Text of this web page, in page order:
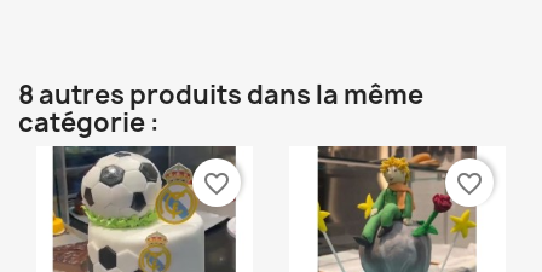
8 autres produits dans la même
catégorie :
favorite_border favorite_border